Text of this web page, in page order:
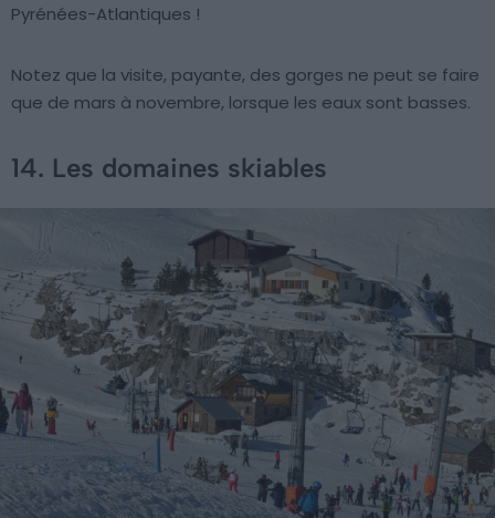
Pyrénées-Atlantiques !
Notez que la visite, payante, des gorges ne peut se faire
que de mars à novembre, lorsque les eaux sont basses.
14. Les domaines skiables